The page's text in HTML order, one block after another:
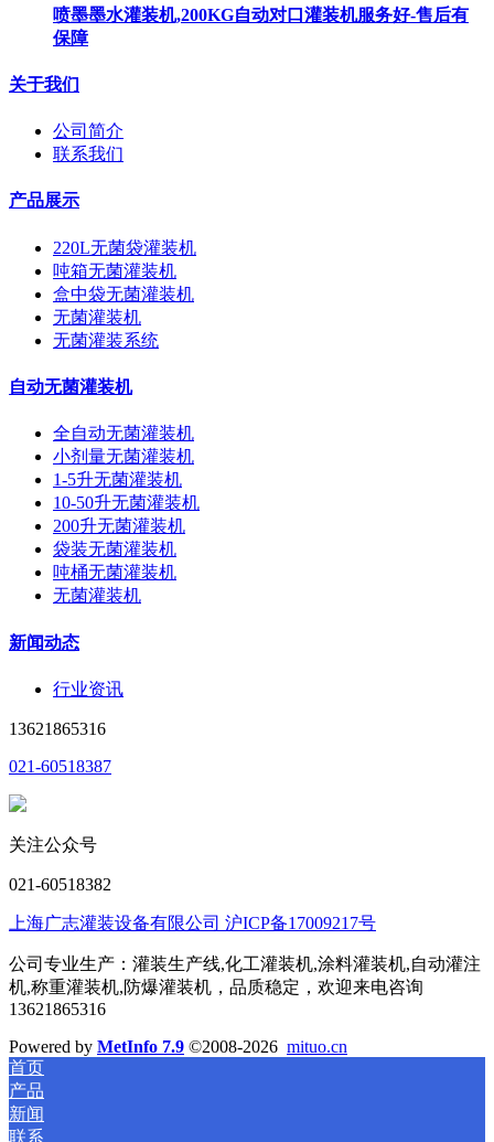
喷墨墨水灌装机,200KG自动对口灌装机服务好-售后有
保障
关于我们
公司简介
联系我们
产品展示
220L无菌袋灌装机
吨箱无菌灌装机
盒中袋无菌灌装机
无菌灌装机
无菌灌装系统
自动无菌灌装机
全自动无菌灌装机
小剂量无菌灌装机
1-5升无菌灌装机
10-50升无菌灌装机
200升无菌灌装机
袋装无菌灌装机
吨桶无菌灌装机
无菌灌装机
新闻动态
行业资讯
13621865316
021-60518387
关注公众号
021-60518382
上海广志灌装设备有限公司 沪ICP备17009217号
公司专业生产：灌装生产线,化工灌装机,涂料灌装机,自动灌注
机,称重灌装机,防爆灌装机，品质稳定，欢迎来电咨询
13621865316
Powered by MetInfo 7.9 ©2008-2026 mituo.cn
首页
产品
新闻
联系